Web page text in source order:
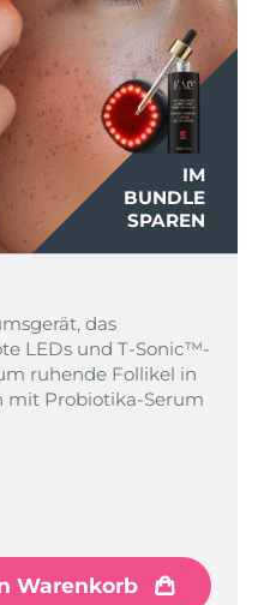
IM
BUNDLE
SPAREN
das
LEDs und T-Sonic™-
ruhende Follikel in
mit Probiotika-Serum
Warenkorb
Erwartete Lieferung 8/14/26
Erwartete Lieferung8/13/26
Erwartete Lieferung8/10/26
Erwartete Lieferung8/10/26
Erwartete Lieferung 8/10/26
Erwartete Lieferung 8/14/26